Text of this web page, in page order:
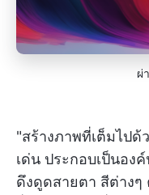
ผ่
"สร้างภาพที่เต็มไป
เด่น ประกอบเป็นอง
ดึงดูดสายตา สีต่าง